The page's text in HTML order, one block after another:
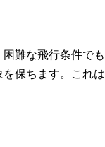
難な飛行条件でも
保ちます。これは